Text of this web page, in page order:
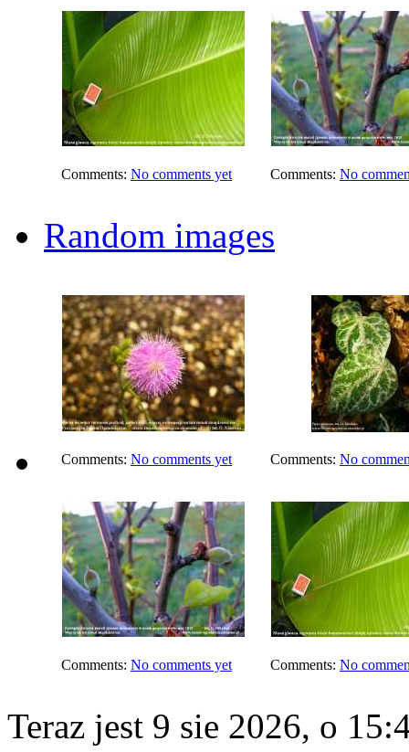
Comments: No comments yet Comments: No
Random images
Comments: No comments yet Comments: No
Comments: No comments yet Comments: No
Teraz jest 9 sie 2026, o